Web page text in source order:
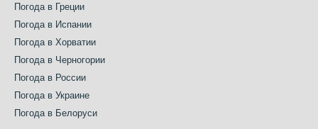
Погода в Греции
Погода в Испании
Погода в Хорватии
Погода в Черногории
Погода в России
Погода в Украине
Погода в Белоруси